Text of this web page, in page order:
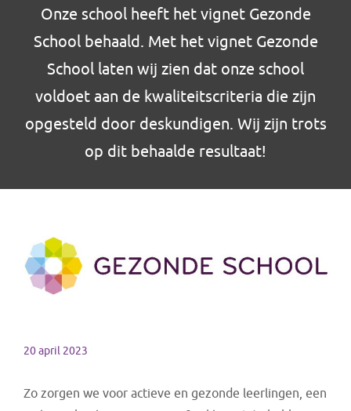
Onze school heeft het vignet Gezonde
School behaald. Met het vignet Gezonde
School laten wij zien dat onze school
voldoet aan de kwaliteitscriteria die zijn
opgesteld door deskundigen. Wij zijn trots
op dit behaalde resultaat!
20 april 2023
Zo zorgen we voor actieve en gezonde leerlingen, een